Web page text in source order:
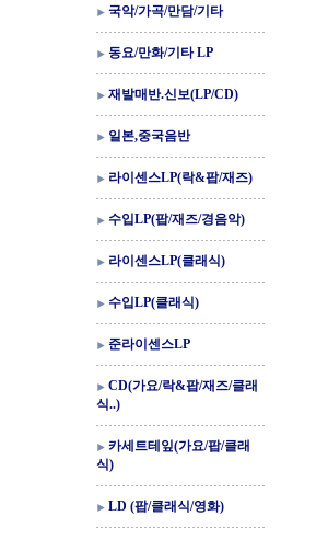
국악/가곡/만담/기타
동요/만화/기타 LP
재발매반.신보(LP/CD)
일본,중국음반
라이센스LP(락&팝/재즈)
수입LP(팝/재즈/경음악)
라이센스LP(클래식)
수입LP(클래식)
준라이센스LP
CD(가요/락&팝/재즈/클래
식..)
카세트테잎(가요/팝/클래
식)
LD (팝/클래식/영화)